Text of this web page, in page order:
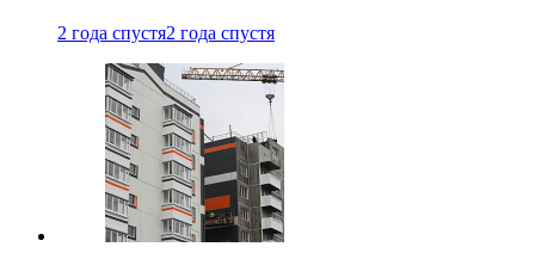
2 года спустя2 года спустя